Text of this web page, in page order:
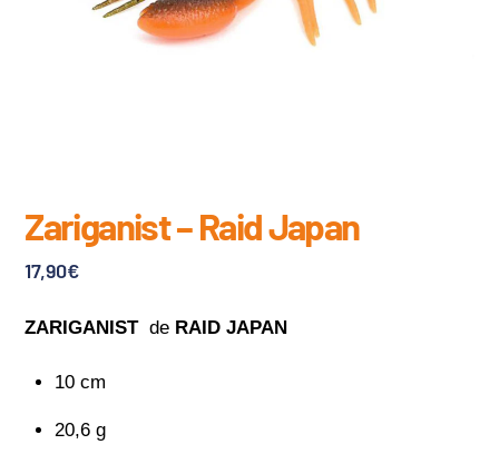
Zariganist – Raid Japan
17,90€
ZARIGANISTde RAID JAPAN
10 cm
20,6 g